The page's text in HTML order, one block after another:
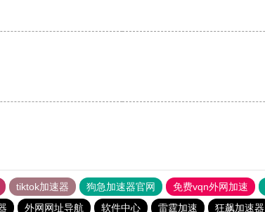
tiktok加速器 狗急加速器官网 免费vqn外网加速
外网网址导航 软件中心 雷霆加速 狂飙加速器